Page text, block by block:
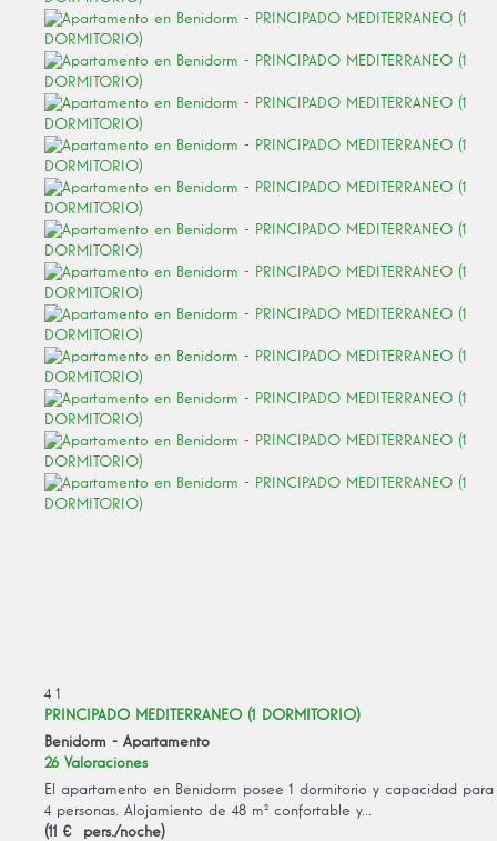
4 1
PRINCIPADO MEDITERRANEO (1 DORMITORIO)
Benidorm - Apartamento
26 Valoraciones
El apartamento en Benidorm posee 1 dormitorio y capacidad para
4 personas. Alojamiento de 48 m² confortable y...
(11 € pers./noche)